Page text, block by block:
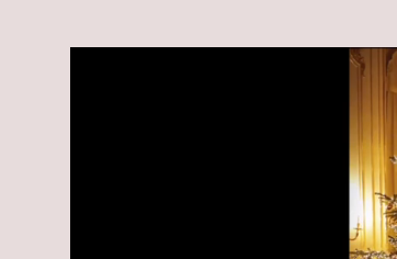
vyrazí